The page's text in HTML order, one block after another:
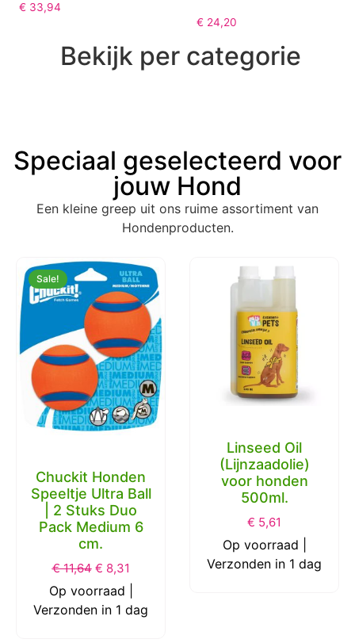
€ 33,94
€ 24,20
Bekijk per categorie
Speciaal geselecteerd voor
jouw Hond
Een kleine greep uit ons ruime assortiment van
Hondenproducten.
Sale!
Chuckit Honden
Speeltje Ultra Ball
| 2 Stuks Duo
Pack Medium 6
cm.
€11,64 € 8,31
Op voorraad |
Verzonden in 1 dag
Linseed Oil
(Lijnzaadolie)
voor honden
500ml.
€ 5,61
Op voorraad |
Verzonden in 1 dag